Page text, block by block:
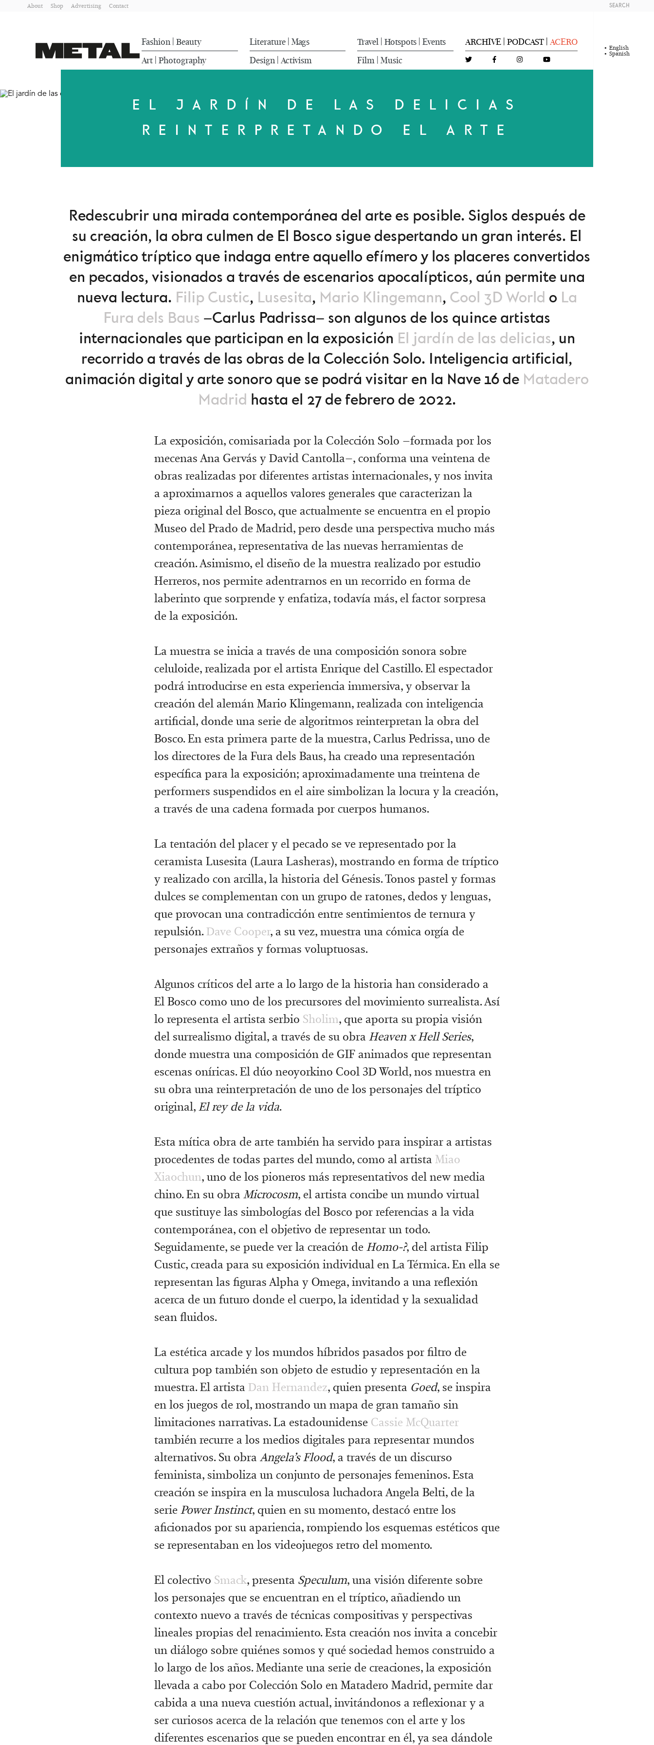
About Shop Advertising Contact
Fashion Beauty Literature Mags Travel Hotspots Events ARCHIVE PODCAST ACERO
Art Photography Design Activism Film Music
SEARCH
English
Spanish
EL JARDÍN DE LAS DELICIAS
REINTERPRETANDO EL ARTE
Redescubrir una mirada contemporánea del arte es posible. Siglos después de
su creación, la obra culmen de El Bosco sigue despertando un gran interés. El
enigmático tríptico que indaga entre aquello efímero y los placeres convertidos
en pecados, visionados a través de escenarios apocalípticos, aún permite una
nueva lectura. Filip Custic, Lusesita, Mario Klingemann, Cool 3D World o La
Fura dels Baus –Carlus Padrissa– son algunos de los quince artistas
internacionales que participan en la exposición El jardín de las delicias, un
recorrido a través de las obras de la Colección Solo. Inteligencia artificial,
animación digital y arte sonoro que se podrá visitar en la Nave 16 de Matadero
Madrid hasta el 27 de febrero de 2022.
La exposición, comisariada por la Colección Solo –formada por los
mecenas Ana Gervás y David Cantolla–, conforma una veintena de
obras realizadas por diferentes artistas internacionales, y nos invita
a aproximarnos a aquellos valores generales que caracterizan la
pieza original del Bosco, que actualmente se encuentra en el propio
Museo del Prado de Madrid, pero desde una perspectiva mucho más
contemporánea, representativa de las nuevas herramientas de
creación. Asimismo, el diseño de la muestra realizado por estudio
Herreros, nos permite adentrarnos en un recorrido en forma de
laberinto que sorprende y enfatiza, todavía más, el factor sorpresa
de la exposición.
La muestra se inicia a través de una composición sonora sobre
celuloide, realizada por el artista Enrique del Castillo. El espectador
podrá introducirse en esta experiencia immersiva, y observar la
creación del alemán Mario Klingemann, realizada con inteligencia
artificial, donde una serie de algoritmos reinterpretan la obra del
Bosco. En esta primera parte de la muestra, Carlus Pedrissa, uno de
los directores de la Fura dels Baus, ha creado una representación
específica para la exposición; aproximadamente una treintena de
performers suspendidos en el aire simbolizan la locura y la creación,
a través de una cadena formada por cuerpos humanos.
La tentación del placer y el pecado se ve representado por la
ceramista Lusesita (Laura Lasheras), mostrando en forma de tríptico
y realizado con arcilla, la historia del Génesis. Tonos pastel y formas
dulces se complementan con un grupo de ratones, dedos y lenguas,
que provocan una contradicción entre sentimientos de ternura y
repulsión.Dave Cooper, a su vez, muestra una cómica orgía de
personajes extraños y formas voluptuosas.
Algunos críticos del arte a lo largo de la historia han considerado a
El Bosco como uno de los precursores del movimiento surrealista. Así
lo representa el artista serbio Sholim, que aporta su propia visión
del surrealismo digital, a través de su obra Heaven x Hell Series,
donde muestra una composición de GIF animados que representan
escenas oníricas. El dúo neoyorkino Cool 3D World, nos muestra en
su obra una reinterpretación de uno de los personajes del tríptico
original, El rey de la vida.
Esta mítica obra de arte también ha servido para inspirar a artistas
procedentes de todas partes del mundo, como al artista Miao
Xiaochun, uno de los pioneros más representativos del new media
chino. En su obra Microcosm, el artista concibe un mundo virtual
que sustituye las simbologías del Bosco por referencias a la vida
contemporánea, con el objetivo de representar un todo.
Seguidamente, se puede ver la creación de Homo-?, del artista Filip
Custic, creada para su exposición individual en La Térmica. En ella se
representan las figuras Alpha y Omega, invitando a una reflexión
acerca de un futuro donde el cuerpo, la identidad y la sexualidad
sean fluidos.
La estética arcade y los mundos híbridos pasados por filtro de
cultura pop también son objeto de estudio y representación en la
muestra. El artista Dan Hernandez, quien presenta Goed, se inspira
en los juegos de rol, mostrando un mapa de gran tamaño sin
limitaciones narrativas. La estadounidense Cassie McQuarter
también recurre a los medios digitales para representar mundos
alternativos. Su obra Angela’s Flood, a través de un discurso
feminista, simboliza un conjunto de personajes femeninos. Esta
creación se inspira en la musculosa luchadora Angela Belti, de la
serie Power Instinct, quien en su momento, destacó entre los
aficionados por su apariencia, rompiendo los esquemas estéticos que
se representaban en los videojuegos retro del momento.
El colectivo Smack, presenta Speculum, una visión diferente sobre
los personajes que se encuentran en el tríptico, añadiendo un
contexto nuevo a través de técnicas compositivas y perspectivas
lineales propias del renacimiento. Esta creación nos invita a concebir
un diálogo sobre quiénes somos y qué sociedad hemos construido a
lo largo de los años. Mediante una serie de creaciones, la exposición
llevada a cabo por Colección Solo en Matadero Madrid, permite dar
cabida a una nueva cuestión actual, invitándonos a reflexionar y a
ser curiosos acerca de la relación que tenemos con el arte y los
diferentes escenarios que se pueden encontrar en él, ya sea dándole